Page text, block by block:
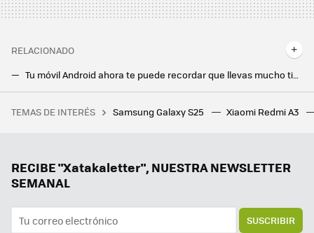
RELACIONADO
Tu móvil Android ahora te puede recordar que llevas mucho tiempo usando una aplicación. Así se activa
Los millonarios tecnológicos apostaron por Trump en enero. En marzo, han perdido 209.000 millones
TEMAS DE INTERÉS Samsung Galaxy S25 Xiaomi Redmi A3
RECIBE "Xatakaletter", NUESTRA NEWSLETTER
SEMANAL
SUSCRIBIR